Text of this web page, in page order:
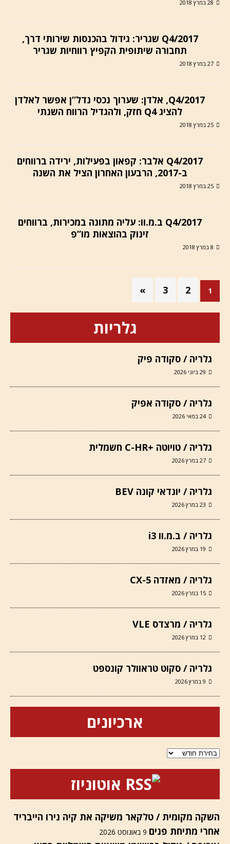
28 במרץ 2018
Q4/2017 שגריר: גידול בהכנסות שירותי דרך,
תחבורה שיתופית הקפיץ רווחיות שגריר
27 במרץ 2018
Q4/2017, אלדן: שערוך נכסי נדל”ן אפשר לאלדן
להציג Q4 חזק, ולהגדיל הרווח השנתי
25 במרץ 2018
Q4/2017 אלבר: קפאון בפעילות, ירידה ברווחים
ב-2017, הרבעון האחרון הציל את השנה
25 במרץ 2018
Q4/2017 ב.מ.וו: עליה מתונה במכירות, ברווחים
זינוק בהוצאות מו”פ
8 במרץ 2018
1
2
3
»
גלריות
גלריה / סקודה פיק
29 ביוני 2026
גלריה / סקודה אפיק
24 במאי 2026
גלריה / טויוטה +C-HR חשמלית
27 במרץ 2026
גלריה / יונדאי קונה BEV
23 במרץ 2026
גלריה / ב.מ.וו i3
19 במרץ 2026
גלריה / מאזדה CX-5
15 במרץ 2026
גלריה / מרצדס VLE
12 במרץ 2026
גלריה / סקוט טראוולר קונספט
9 במרץ 2026
ארכיונים
ארכיונים
אוטוניוז
השקה מקומית / טלקאר משיקה את קיה נירו הייבריד
אחרי מתיחת פנים 9 באוגוסט 2026